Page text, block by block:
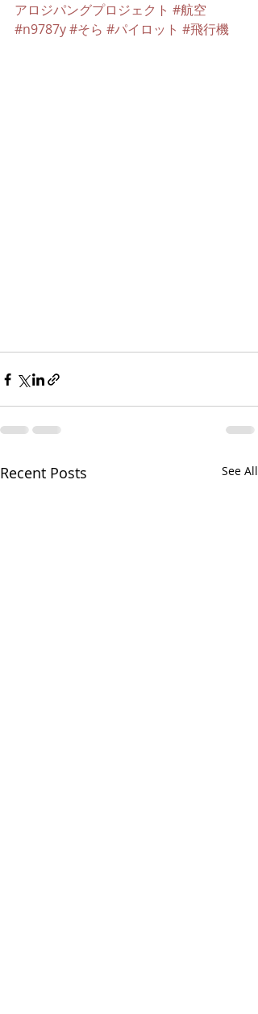
アロジパングプロジェクト #航空
#n9787y#そら #パイロット #飛行機
Recent Posts See All